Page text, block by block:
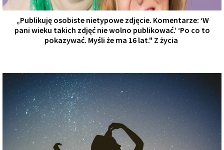
„Publikuję osobiste nietypowe zdjęcie. Komentarze: ‘W
pani wieku takich zdjęć nie wolno publikować.’ ‘Po co to
pokazywać. Myśli że ma 16 lat." Z życia